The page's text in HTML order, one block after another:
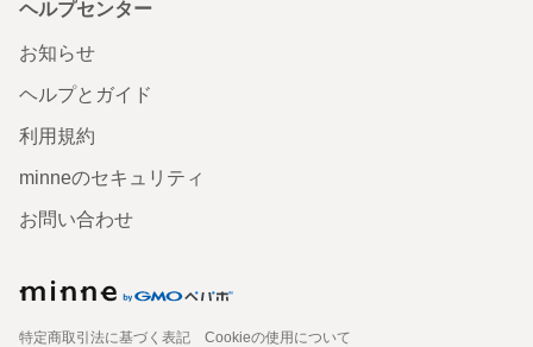
ヘルプセンター
お知らせ
ヘルプとガイド
利用規約
minneのセキュリティ
お問い合わせ
特定商取引法に基づく表記
Cookieの使用について